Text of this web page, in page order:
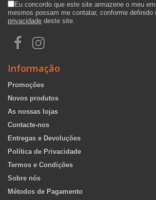
Eu concordo que este site armazene o meu
mesmos possam me contatar, conforme definido
privacidade deste site.
Informação
Promoções
Novos produtos
As nossas lojas
Contacte-nos
Entregas e Devoluções
Política de Privacidade
Termos e Condições
Sobre nós
Métodos de Pagamento